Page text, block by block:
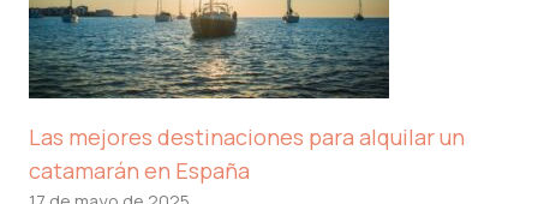
Las mejores destinaciones para alquilar un
catamarán en España